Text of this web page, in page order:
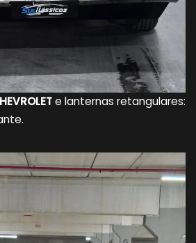
e lanternas retangulares: